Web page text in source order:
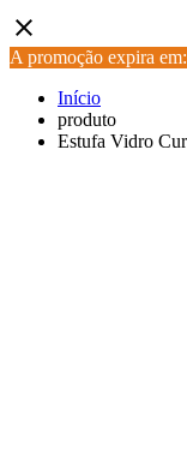
close
A promoção expira em:
Início
produto
Estufa Vidro